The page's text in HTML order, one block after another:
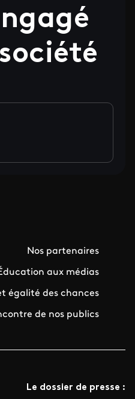
engagé dans la société' sur
média engagé dans la société' sur X
un média engagé dans la société'
Nos partenaires
Éducation aux médias
égalité des chances
de nos publics
Le dossier de presse :